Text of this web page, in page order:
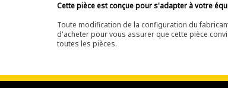
Cette pièce est conçue pour s'adapter à votre
Toute modification de la configuration du
d'acheter pour vous assurer que cette pièce
toutes les pièces.